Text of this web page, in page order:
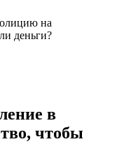
на
деньги?
в
чтобы